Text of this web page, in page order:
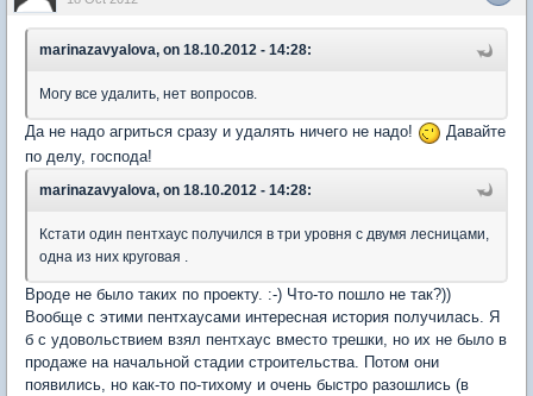
marinazavyalova, on 18.10.2012 - 14:28:
Могу все удалить, нет вопросов.
Да не надо агриться сразу и удалять ничего не надо!
Давайте
по делу, господа!
marinazavyalova, on 18.10.2012 - 14:28:
Кстати один пентхаус получился в три уровня с двумя лесницами,
одна из них круговая .
Вроде не было таких по проекту. :-) Что-то пошло не так?))
Вообще с этими пентхаусами интересная история получилась. Я
б с удовольствием взял пентхаус вместо трешки, но их не было в
продаже на начальной стадии строительства. Потом они
появились, но как-то по-тихому и очень быстро разошлись (в